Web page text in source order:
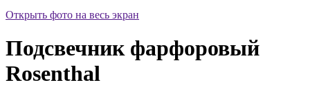
Открыть фото на весь экран
Подсвечник фарфоровый
Rosenthal